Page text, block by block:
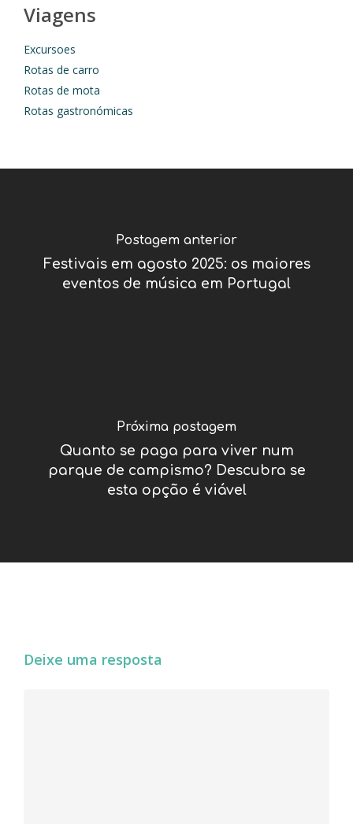
Viagens
Excursoes
Rotas de carro
Rotas de mota
Rotas gastronómicas
Postagem anterior
Festivais em agosto 2025: os maiores
eventos de música em Portugal
Próxima postagem
Quanto se paga para viver num
parque de campismo? Descubra se
esta opção é viável
Deixe uma resposta